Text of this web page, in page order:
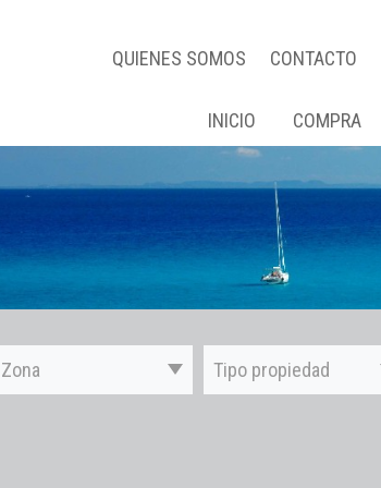
QUIENES SOMOS CONTACTO
INICIO COMPRA
Zona Tipo propiedad